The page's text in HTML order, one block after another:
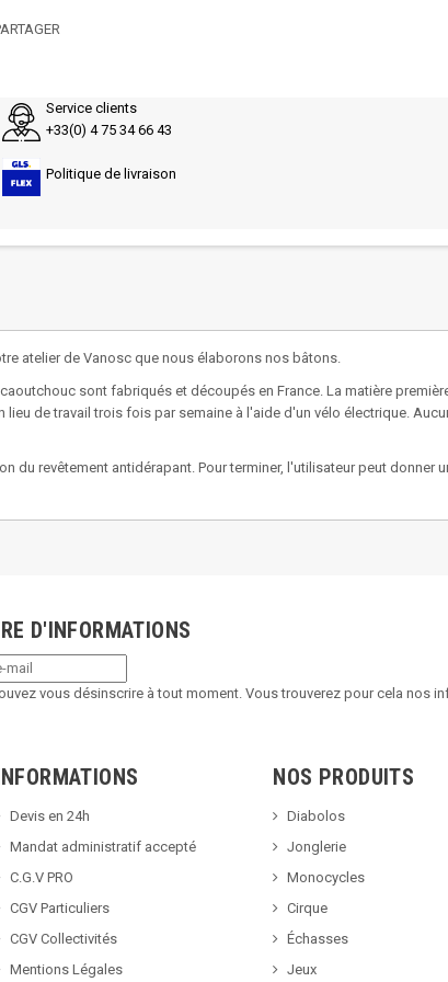
Service clients
+33(0) 4 75 34 66 43
Politique de livraison
atelier de Vanosc que nous élaborons nos bâtons.
sont fabriqués et découpés en France. La matière
de travail trois fois par semaine à l'aide d'un vélo électrique.
du revêtement antidérapant. Pour terminer, l'utilisateur peut donner
D'INFORMATIONS
vous désinscrire à tout moment. Vous trouverez pour cela nos
Devis en 24h
Mandat administratif accepté
C.G.V PRO
CGV Particuliers
CGV Collectivités
Mentions Légales
NOS PRODUITS
Diabolos
Jonglerie
Monocycles
Cirque
Échasses
Jeux